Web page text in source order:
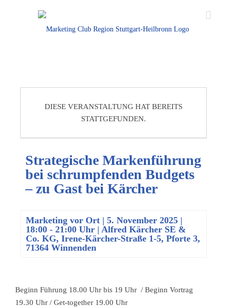
DIESE VERANSTALTUNG HAT BEREITS
STATTGEFUNDEN.
Strategische Markenführung
bei schrumpfenden Budgets
– zu Gast bei Kärcher
Marketing vor Ort | 5. November 2025 |
18:00 - 21:00 Uhr | Alfred Kärcher SE &
Co. KG, Irene-Kärcher-Straße 1-5, Pforte 3,
71364 Winnenden
Beginn Führung 18.00 Uhr bis 19 Uhr / Beginn Vortrag
19.30 Uhr / Get-together 19.00 Uhr